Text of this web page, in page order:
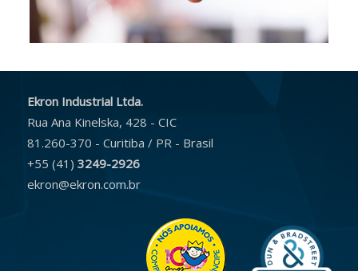
Ekron Industrial Ltda.
Rua Ana Kinelska, 428 - CIC
81.260-370 - Curitiba / PR - Brasil
+55 (41) 3249-2926
ekron@ekron.com.br